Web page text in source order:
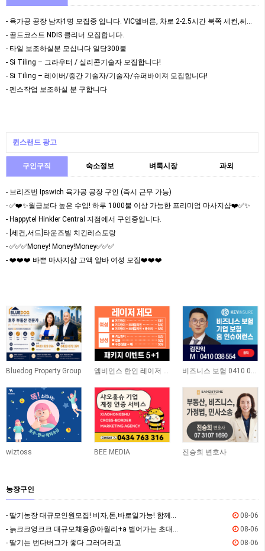
- 골드코스트 NDIS 클리너 모집합니다.
- 타일 보조하실분 모십니다 일당300불
- Si Tiling – 그라우터 / 실리콘기술자 모집합니다!
- Si Tiling – 레이버/중간 기술자/기술자/슈퍼바이져 모집합니다!
- 펜스작업 보조하실 분 구합니다
퀸스랜드 광고
구인구직 숙소정보 벼룩시장 과외
- 브리즈번 Ipswich 육가공 공장 구인 (즉시 근무 가능)
- ✅❤️✨월급보다 높은 수입! 하루 1000불 이상 가능한 프리미엄 마사지샵❤️✅✨
- Happytel Hinkler Central 지점에서 구인중입니다.
- [세컨,서드]타운즈빌 치킨레스토랑
- ✅✅✅Money! Money!Money✅✅✅
- ❤️❤️❤️ 바쁜 마사지샵 고액 알바 여성 모집❤️❤️❤️
Bluedog Property Group
wiztoss BEE MEDIA 진승희 변호사
농장구인
08-06
08-06
- 딸기는 번다버그가 좋다 그러더라고
08-06